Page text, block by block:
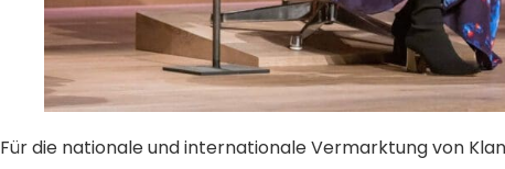
Für die nationale und internationale Vermarktung von